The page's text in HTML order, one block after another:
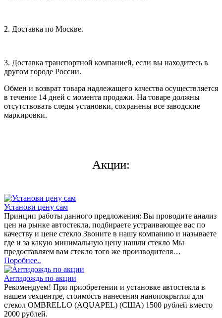
2. Доставка по Москве.
3. Доставка транспортной компанией, если вы находитесь в
другом городе России.
Обмен и возврат товара надлежащего качества осуществляется
в течение 14 дней с момента продажи. На товаре должны
отсутствовать следы установки, сохранены все заводские
маркировки.
Акции:
Установи цену сам
Принцип работы данного предложения: Вы проводите анализ
цен на рынке автостекла, подбираете устраивающее вас по
качеству и цене стекло Звоните в нашу компанию и называете
где и за какую минимальную цену нашли стекло Мы
предоставляем вам стекло того же производителя…
Поробнее..
Антидождь по акции
Рекомендуем! При приобретении и установке автостекла в
нашем техцентре, стоимость нанесения нанопокрытия для
стекол OMBRELLO (AQUAPEL) (США) 1500 рублей вместо
2000 рублей.